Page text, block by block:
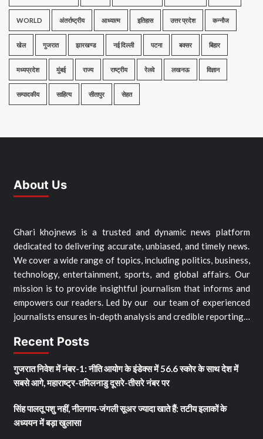
WORLD अंतर्राष्ट्रीय आध्यात्म इतिहास उत्तर प्रदेश कन्नौज
खेल गुजरात झारखण्ड नई दिल्ली पटना बक्सर बिहार
मध्यप्रदेश मुंबई राज्य राष्ट्रीय रेलवे लखनऊ विज्ञान
सम्पादकीय साहित्य सीतापुर सेहत
About Us
Ghari khojnews is a trusted and dynamic news platform
dedicated to delivering accurate, unbiased, and timely news.
We cover a wide range of topics, including politics, business,
technology, entertainment, sports, and global affairs. Our
mission is to provide insightful journalism that informs and
empowers our readers. Led by our our team of experienced
journalists ensures in-depth analysis and credible reporting…
Recent Posts
गुजरात निवेश में नंबर-1: नीति आयोग के इंडेक्स में 56.6 स्कोर के साथ देश में
सबसे आगे, महाराष्ट्र-तमिलनाडु दूसरे-तीसरे नंबर पर
सिंह पालतू पशु नहीं, नीलगाय-जंगली सूअर ज्यादा खाते हैं: तटीय इलाकों के
अध्ययन में बड़ा खुलासा